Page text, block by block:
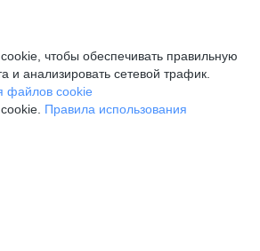
чтобы обеспечивать правильную
и анализировать сетевой трафик.
файлов cookie
Правила использования